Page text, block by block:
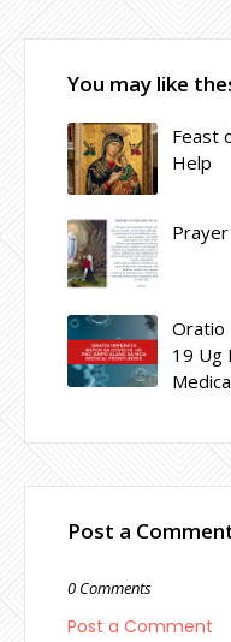
You may like
Feast
Help
Oratio
19 Ug
Post a
0 Comments
Post a Comment